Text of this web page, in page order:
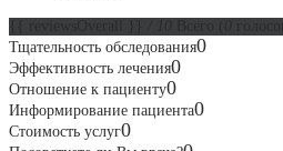
Тщательность обследования0
Эффективность лечения0
Отношение к пациенту0
Информирование пациента0
Стоимость услуг0